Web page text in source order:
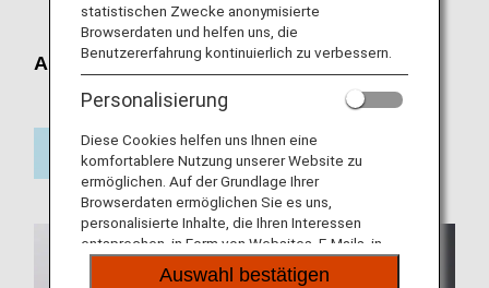
Allergenfreie Mahlzeiten
statistischen Zwecke anonymisierte
Browserdaten und helfen uns, die
Benutzererfahrung kontinuierlich zu verbessern.
Personalisierung
Diese Cookies helfen uns Ihnen eine
komfortablere Nutzung unserer Website zu
ermöglichen. Auf der Grundlage Ihrer
Browserdaten ermöglichen Sie es uns,
personalisierte Inhalte, die Ihren Interessen
entsprechen, in Form von Websites, E-Mails, in
sozialen Medien und Werbung anzubieten.
Auswahl bestätigen